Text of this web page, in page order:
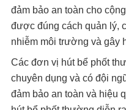
đảm bảo an toàn cho
được đúng cách quản lý,
nhiễm môi trường và gây
Các đơn vị hút bể phốt
chuyên dụng và có đội
đảm bảo an toàn và hiệu